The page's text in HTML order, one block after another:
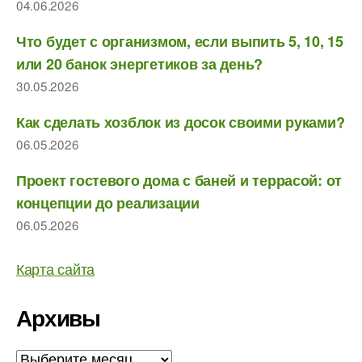
04.06.2026
Что будет с организмом, если выпить 5, 10, 15
или 20 банок энергетиков за день?
30.05.2026
Как сделать хозблок из досок своими руками?
06.05.2026
Проект гостевого дома с баней и террасой: от
концепции до реализации
06.05.2026
Карта сайта
Архивы
Архивы